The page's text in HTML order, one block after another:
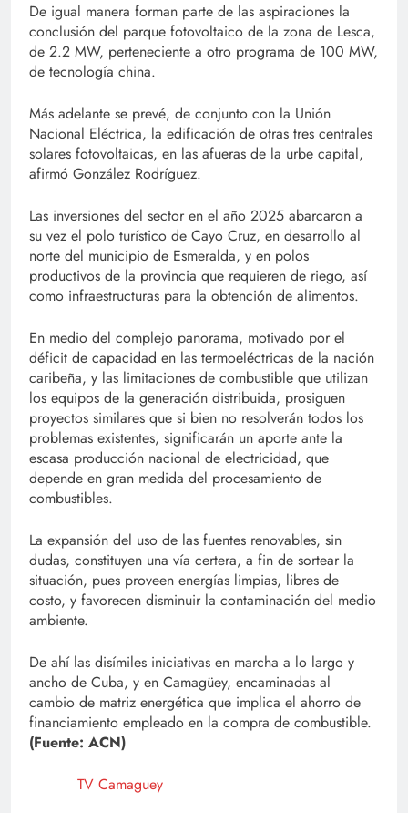
De igual manera forman parte de las aspiraciones la
conclusión del parque fotovoltaico de la zona de Lesca,
de 2.2 MW, perteneciente a otro programa de 100 MW,
de tecnología china.
Más adelante se prevé, de conjunto con la Unión
Nacional Eléctrica, la edificación de otras tres centrales
solares fotovoltaicas, en las afueras de la urbe capital,
afirmó González Rodríguez.
Las inversiones del sector en el año 2025 abarcaron a
su vez el polo turístico de Cayo Cruz, en desarrollo al
norte del municipio de Esmeralda, y en polos
productivos de la provincia que requieren de riego, así
como infraestructuras para la obtención de alimentos.
En medio del complejo panorama, motivado por el
déficit de capacidad en las termoeléctricas de la nación
caribeña, y las limitaciones de combustible que utilizan
los equipos de la generación distribuida, prosiguen
proyectos similares que si bien no resolverán todos los
problemas existentes, significarán un aporte ante la
escasa producción nacional de electricidad, que
depende en gran medida del procesamiento de
combustibles.
La expansión del uso de las fuentes renovables, sin
dudas, constituyen una vía certera, a fin de sortear la
situación, pues proveen energías limpias, libres de
costo, y favorecen disminuir la contaminación del medio
ambiente.
De ahí las disímiles iniciativas en marcha a lo largo y
ancho de Cuba, y en Camagüey, encaminadas al
cambio de matriz energética que implica el ahorro de
financiamiento empleado en la compra de combustible.
(Fuente: ACN)
TV Camaguey